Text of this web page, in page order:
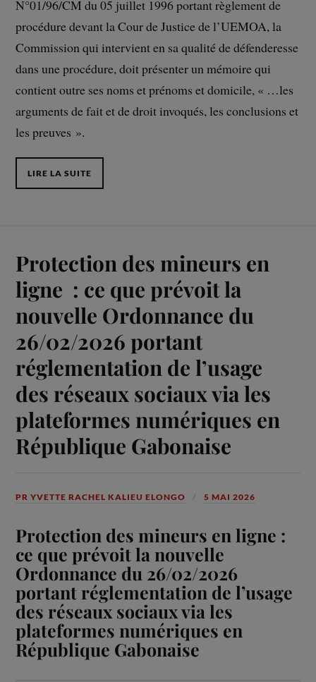
N°01/96/CM du 05 juillet 1996 portant règlement de
procédure devant la Cour de Justice de l’UEMOA, la
Commission qui intervient en sa qualité de défenderesse
dans une procédure, doit présenter un mémoire qui
contient outre ses noms et prénoms et domicile, « …les
arguments de fait et de droit invoqués, les conclusions et
les preuves ».
LIRE LA SUITE
Protection des mineurs en
ligne : ce que prévoit la
nouvelle Ordonnance du
26/02/2026 portant
réglementation de l’usage
des réseaux sociaux via les
plateformes numériques en
République Gabonaise
PR YVETTE RACHEL KALIEU ELONGO 5 MAI 2026
Protection des mineurs en ligne :
ce que prévoit la nouvelle
Ordonnance du 26/02/2026
portant réglementation de l’usage
des réseaux sociaux via les
plateformes numériques en
République Gabonaise